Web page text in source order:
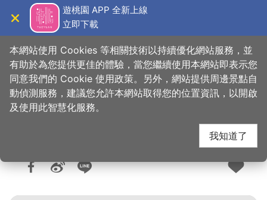
主
遊桃園 APP 全新上線
立即下載
首頁 > 購好物 > 購物快搜
中平商圈
人氣：1.1萬
本網站使用 Cookies 等相關技術以持續優化網站服務，並
有助於為您提供更佳的體驗，當您繼續使用本網站即表示您
同意我們的 Cookie 使用政策。另外，網站提供周邊景點自
動偵測服務，建議您允許本網站取得您的位置資訊，以開啟
及使用此智慧化服務。
我知道了